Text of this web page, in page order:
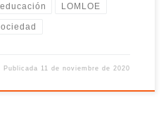
educación LOMLOE
Publicada 11 de noviembre de 2020